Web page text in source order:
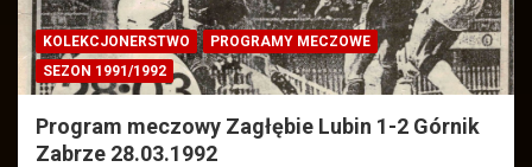
KOLEKCJONERSTWO
PROGRAMY MECZOWE
SEZON 1991/1992
Program meczowy Zagłębie Lubin 1-2 Górnik
Zabrze 28.03.1992